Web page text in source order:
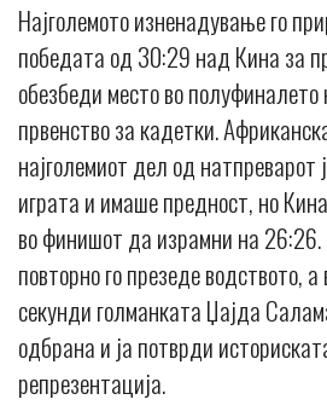
Најголемото изненадување го
победата од 30:29 над Кина за
обезбеди место во полуфиналето
првенство за кадетки.
најголемиот дел од натпреварот
играта и имаше предност, но
во финишот да израмни на 26:26.
повторно го презеде водството,
секунди голманката Џајда
одбрана и ја потврди
репрезентација.